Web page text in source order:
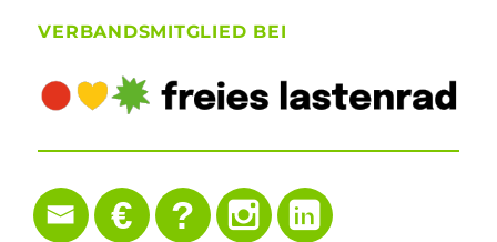
VERBANDSMITGLIED BEI
€ ?